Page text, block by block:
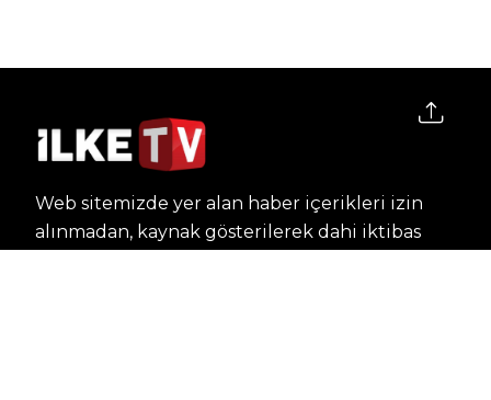
Web sitemizde yer alan haber içerikleri izin
alınmadan, kaynak gösterilerek dahi iktibas